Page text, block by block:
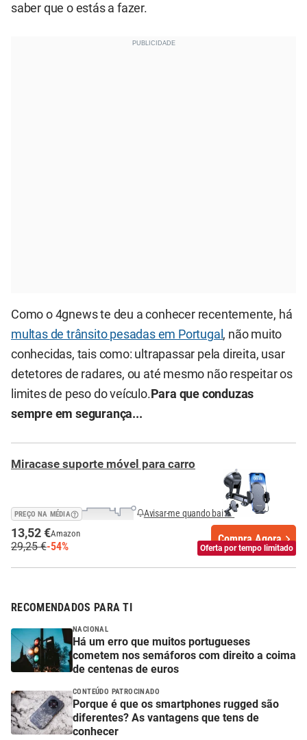
saber que o estás a fazer.
Como o 4gnews te deu a conhecer recentemente, há
multas de trânsito pesadas em Portugal , não muito
conhecidas, tais como: ultrapassar pela direita, usar
detetores de radares, ou até mesmo não respeitar os
limites de peso do veículo. Para que conduzas
sempre em segurança...
Oferta por tempo limitado
Miracase suporte móvel para carro
PREÇO NA MÉDIA Avisar-me quando baixar
13,52 €Amazon
29,25 €-54%
Compra Agora
RECOMENDADOS PARA TI
NACIONAL
Há um erro que muitos portugueses
cometem nos semáforos com direito a coima
de centenas de euros
CONTEÚDO PATROCINADO
Porque é que os smartphones rugged são
diferentes? As vantagens que tens de
conhecer